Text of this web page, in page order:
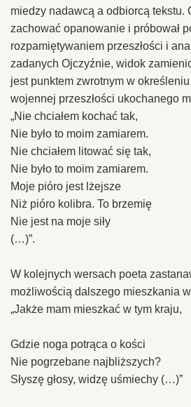
miedzy nadawcą a odbiorcą tekstu.
zachować opanowanie i próbował
rozpamiętywaniem przeszłości i
zadanych Ojczyźnie, widok
jest punktem zwrotnym w
wojennej przeszłości ukochanego
„Nie chciałem kochać tak,
Nie było to moim zamiarem.
Nie chciałem litować się tak,
Nie było to moim zamiarem.
Moje pióro jest lżejsze
Niż pióro kolibra. To brzemię
Nie jest na moje siły
(…)”.
W kolejnych wersach poeta
możliwością dalszego mieszkania
„Jakże mam mieszkać w tym kraju,
Gdzie noga potrąca o kości
Nie pogrzebane najbliższych?
Słyszę głosy, widzę uśmiechy (…)”